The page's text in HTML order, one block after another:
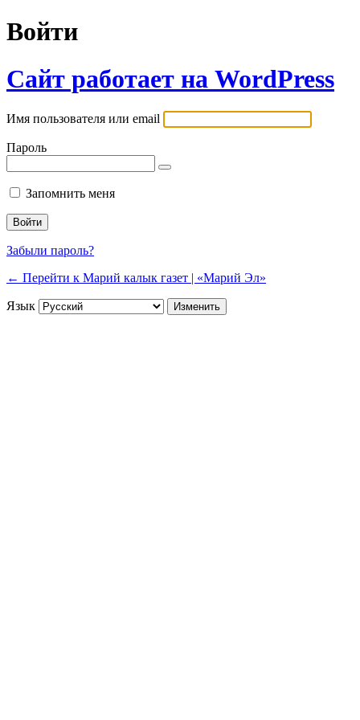
Войти
Сайт работает на WordPress
Имя пользователя или email
Пароль
Запомнить меня
Забыли пароль?
← Перейти к Марий калык газет | «Марий Эл»
Язык